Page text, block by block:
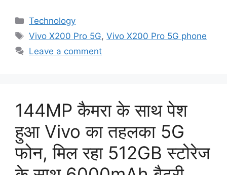
Categories
Technology
Tags
Vivo X200 Pro 5G,Vivo X200 Pro 5G phone
Leave a comment
144MP कैमरा के साथ पेश
हुआ Vivo का तहलका 5G
फोन, मिल रहा 512GB स्टोरेज